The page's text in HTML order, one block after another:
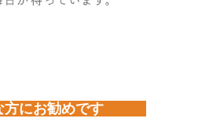
にお勧めです